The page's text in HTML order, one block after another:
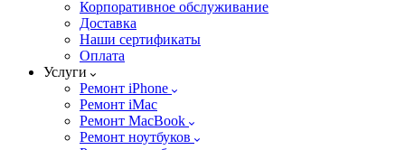
Корпоративное обслуживание
Доставка
Наши сертификаты
Оплата
Услуги
Ремонт iPhone
Ремонт iMac
Ремонт MacBook
Ремонт ноутбуков